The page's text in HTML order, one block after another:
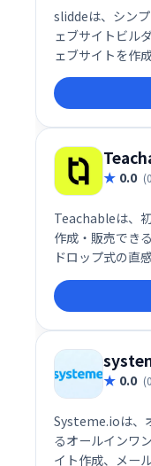
sliddeは、シン
ェブサイトビル
ェブサイトを作
スポンシブデザ
無料リソースに
な仕上がりのサ
ンでも十分な機
ではさらに高度
です。
0.0
Teachableは、
作成・販売でき
ドロップ式の直
イズなどを自由
ースを制作でき
広い学習ニーズ
れ、オンライン
す。
0.0
Systeme.ioは、
るオールインワ
イト作成、メー